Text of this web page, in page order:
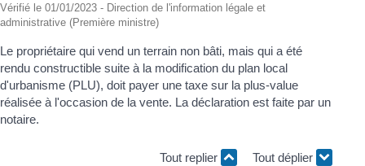
Vérifié le 01/01/2023 - Direction de l'information légale et
administrative (Première ministre)
Le propriétaire qui vend un terrain non bâti, mais qui a été
rendu constructible suite à la modification du plan local
d'urbanisme (PLU), doit payer une taxe sur la plus-value
réalisée à l'occasion de la vente. La déclaration est faite par un
notaire.
Tout replier Tout déplier